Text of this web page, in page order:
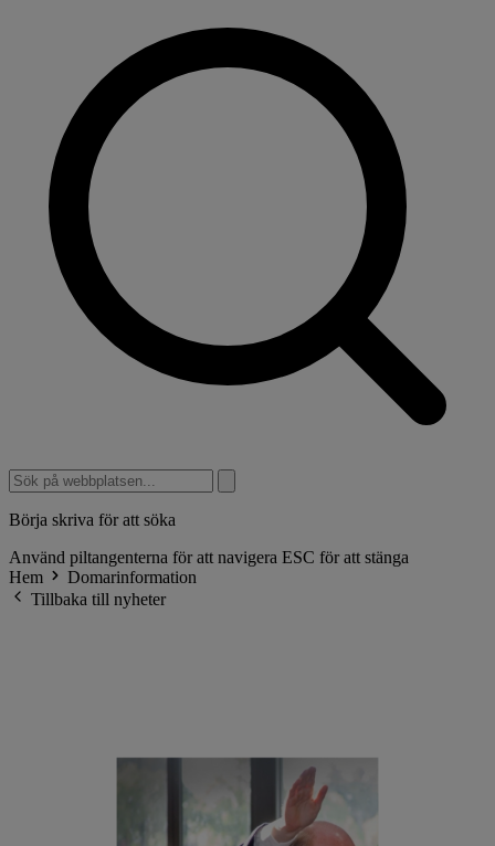
Börja skriva för att söka
Använd piltangenterna för att navigera ESC för att stänga
Hem
Domarinformation
Tillbaka till nyheter